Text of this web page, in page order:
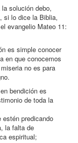
solución debo,
si lo dice la Biblia,
evangelio Mateo 11:
es simple conocer
en que conocemos
no es para
bendición es
de toda la
estén predicando
la falta de
espiritual;